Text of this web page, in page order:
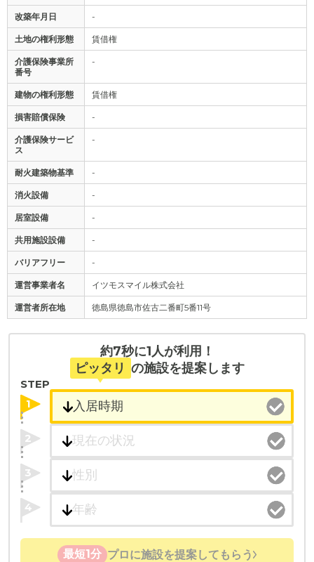
改築年月日 -
土地の権利形態 賃借権
介護保険事業所
番号
-
建物の権利形態 賃借権
損害賠償保険 -
介護保険サービ
ス
-
耐火建築物基準 -
消火設備 -
居室設備 -
共用施設設備 -
バリアフリー -
運営事業者名 イツモスマイル株式会社
運営者所在地 徳島県徳島市佐古二番町5番11号
約7秒に1人が利用！
ピッタリ の施設を提案します
STEP
1
2
3
4
最短1分 プロに施設を提案してもらう